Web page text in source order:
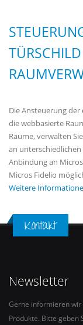
Die Ansteuerung der
die webbasierte
Räume, verwalten
an
Anbindung an
Micros Fidelio
Weitere
Kontakt
Newsletter
Gerne informieren wir
Produkte. Bitte geben